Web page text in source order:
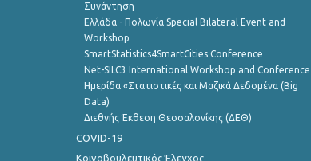
Συνάντηση
Ελλάδα - Πολωνία Special Bilateral Event and
Workshop
SmartStatistics4SmartCities Conference
Net-SILC3 International Workshop and Conference
Ημερίδα «Στατιστικές και Μαζικά Δεδομένα (Big
Data)
Διεθνής Έκθεση Θεσσαλονίκης (ΔΕΘ)
COVID-19
Κοινοβουλευτικός Έλεγχος